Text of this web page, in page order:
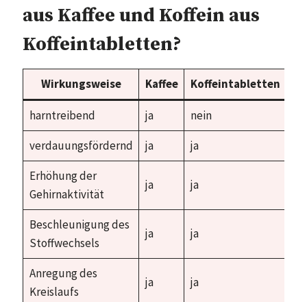
aus Kaffee und Koffein aus
Koffeintabletten?
Wirkungsweise Kaffee Koffeintabletten
harntreibend ja
nein
verdauungsfördernd
ja
ja
Erhöhung der
Gehirnaktivität
ja ja
Beschleunigung des
Stoffwechsels
ja ja
Anregung des
Kreislaufs
ja ja